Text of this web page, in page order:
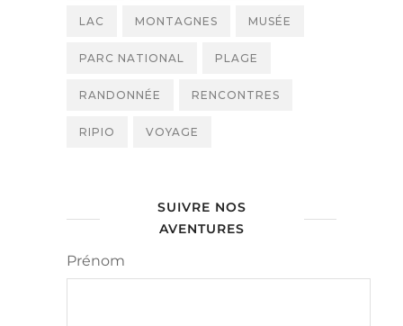
LAC MONTAGNES MUSÉE
PARC NATIONAL PLAGE
RANDONNÉE RENCONTRES
RIPIO VOYAGE
SUIVRE NOS
AVENTURES
Prénom